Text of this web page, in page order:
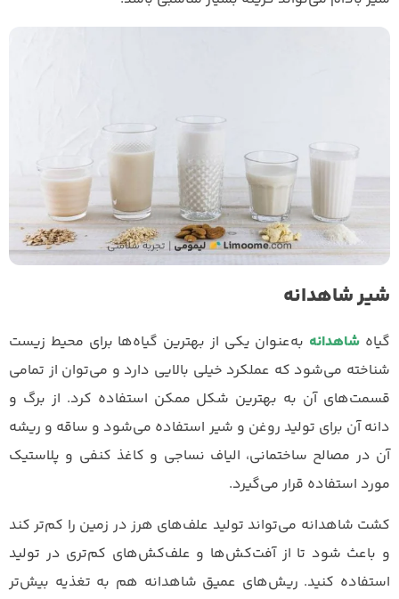
شیر شاهدانه
گیاه شاهدانه به‌عنوان یکی از بهترین گیاه‌ها برای محیط زیست
شناخته می‌شود که عملکرد خیلی بالایی دارد و می‌توان از تمامی
قسمت‌های آن به بهترین شکل ممکن استفاده کرد. از برگ و
دانه آن برای تولید روغن و شیر استفاده می‌شود و ساقه و ریشه
آن در مصالح ساختمانی، الیاف نساجی و کاغذ کنفی و پلاستیک
مورد استفاده قرار می‌گیرد.
کشت شاهدانه می‌تواند تولید علف‌های هرز در زمین را کم‌تر کند
و باعث شود تا از آفت‌کش‌ها و علف‌کش‌های کم‌تری در تولید
استفاده کنید. ریش‌های عمیق شاهدانه هم به تغذیه بیش‌تر